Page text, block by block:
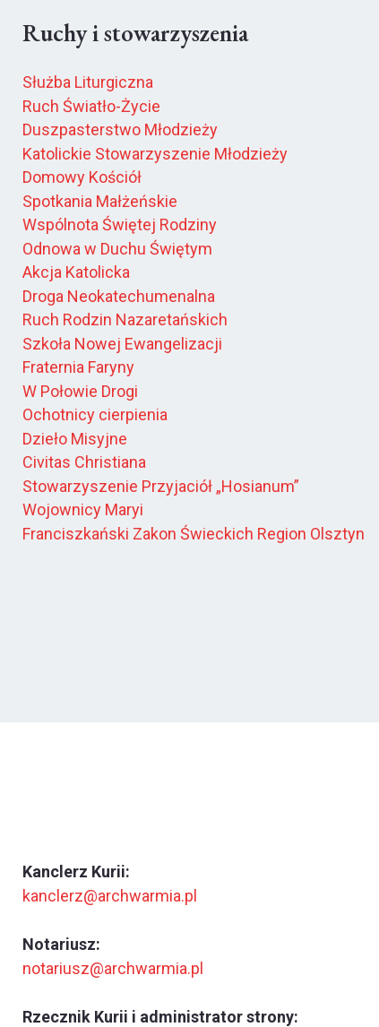
Ruchy i stowarzyszenia
Służba Liturgiczna
Ruch Światło-Życie
Duszpasterstwo Młodzieży
Katolickie Stowarzyszenie Młodzieży
Domowy Kościół
Spotkania Małżeńskie
Wspólnota Świętej Rodziny
Odnowa w Duchu Świętym
Akcja Katolicka
Droga Neokatechumenalna
Ruch Rodzin Nazaretańskich
Szkoła Nowej Ewangelizacji
Fraternia Faryny
W Połowie Drogi
Ochotnicy cierpienia
Dzieło Misyjne
Civitas Christiana
Stowarzyszenie Przyjaciół „Hosianum”
Wojownicy Maryi
Franciszkański Zakon Świeckich Region Olsztyn
Kanclerz Kurii:
kanclerz@archwarmia.pl
Notariusz:
notariusz@archwarmia.pl
Rzecznik Kurii i administrator strony: